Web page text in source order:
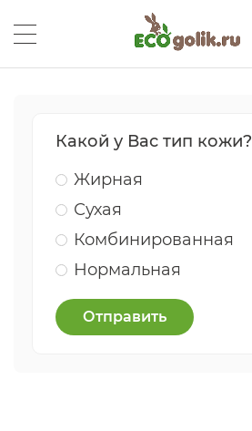
Какой у Вас тип кожи?
Жирная
Сухая
Комбинированная
Нормальная
Отправить